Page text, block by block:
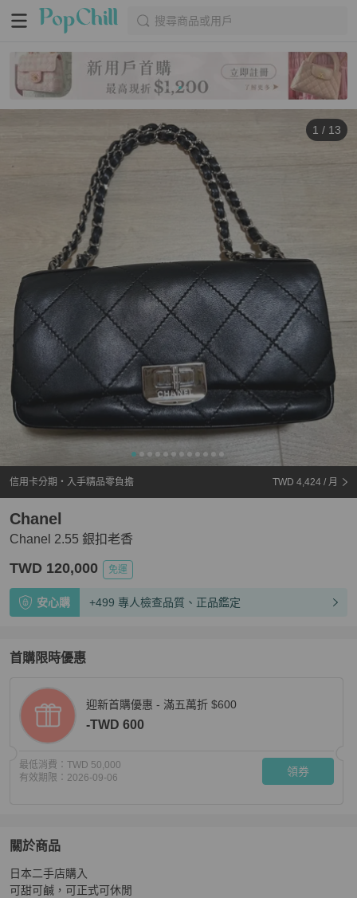
搜尋商品或用戶
1 / 13
信用卡分期・入手精品零負擔 TWD 4,424 / 月
Chanel 2.55 銀扣老香
Chanel
TWD 120,000 免運
安心購 +499 專人檢查品質、正品鑑定
首購限時優惠
迎新首購優惠 - 滿五萬折 $600
-TWD 600
最低消費： TWD 50,000
有效期限： 2026-09-06 領券
關於商品
關於Chanel 2.55 銀扣老香
日本二手店購入
可甜可鹹，可正式可休閒